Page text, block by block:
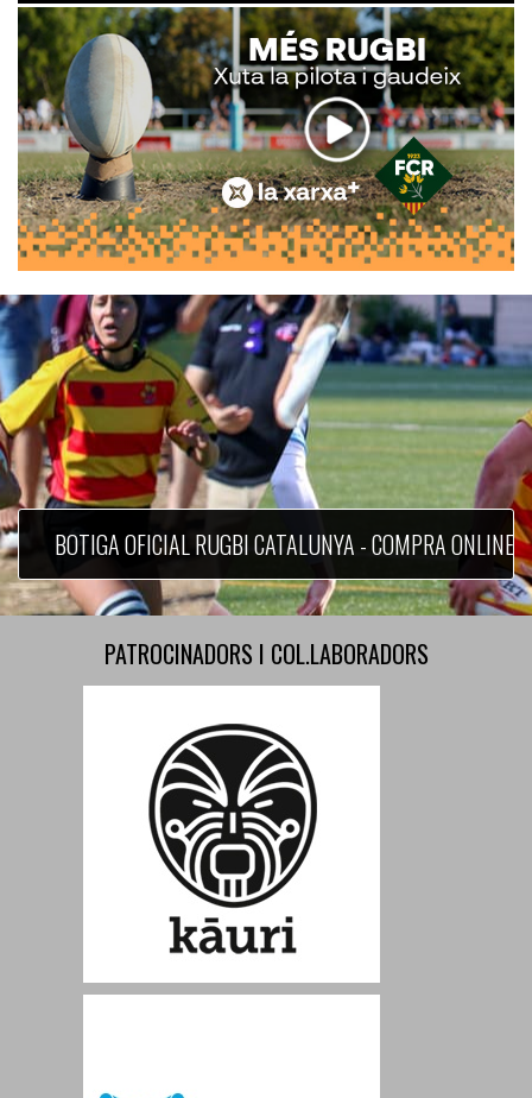
BOTIGA OFICIAL RUGBI CATALUNYA - COMPRA ONLINE
PATROCINADORS I COL.LABORADORS